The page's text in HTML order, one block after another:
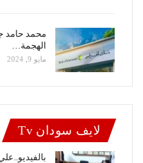
محمد حامد
الهجمة…
مايو 9, 2024
لايف سودان Tv
بالفيديو..علي